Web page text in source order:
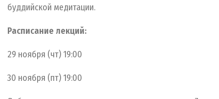
буддийской медитации.
Расписание лекций:
29 ноября (чт) 19:00
30 ноября (пт) 19:00